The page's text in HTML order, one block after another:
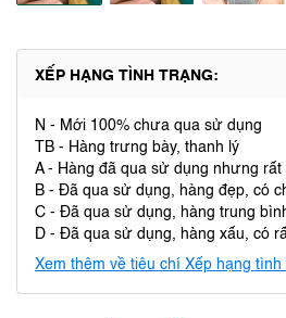
XẾP HẠNG TÌNH TRẠNG:
N - Mới 100% chưa qua sử dụng
TB - Hàng trưng bày, thanh lý
A - Hàng đã qua sử dụng nhưng
B - Đã qua sử dụng, hàng đẹp, có
C - Đã qua sử dụng, hàng trung
D - Đã qua sử dụng, hàng xấu, có
Xem thêm về tiêu chí Xếp hạng tình